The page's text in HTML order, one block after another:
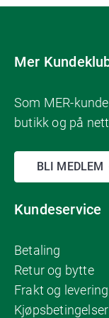
Mer
Som MER-
butikk og på
BLI MEDLEM
Kundeservice
Betaling
Retur og bytte
Frakt og levering
Kjøpsbetingelser